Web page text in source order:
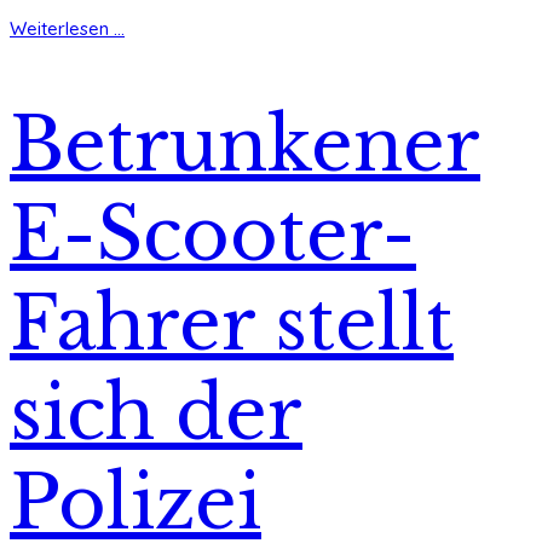
Weiterlesen ...
Betrunkener
E-Scooter-
Fahrer stellt
sich der
Polizei